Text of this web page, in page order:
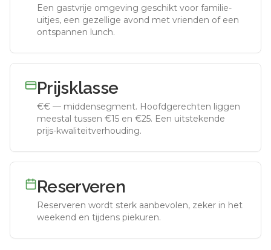
Een gastvrije omgeving geschikt voor familie-
uitjes, een gezellige avond met vrienden of een
ontspannen lunch.
Prijsklasse
€€ — middensegment. Hoofdgerechten liggen
meestal tussen €15 en €25. Een uitstekende
prijs-kwaliteitverhouding.
Reserveren
Reserveren wordt sterk aanbevolen, zeker in het
weekend en tijdens piekuren.